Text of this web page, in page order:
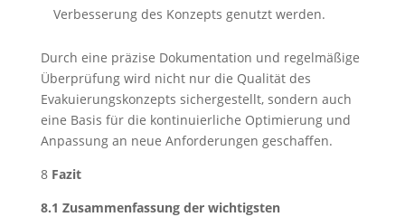
Verbesserung des Konzepts genutzt werden.
Durch eine präzise Dokumentation und regelmäßige
Überprüfung wird nicht nur die Qualität des
Evakuierungskonzepts sichergestellt, sondern auch
eine Basis für die kontinuierliche Optimierung und
Anpassung an neue Anforderungen geschaffen.
8 Fazit
8.1 Zusammenfassung der wichtigsten